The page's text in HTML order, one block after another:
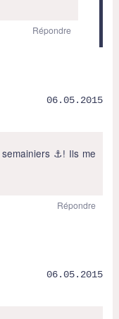
Répondre
06.05.2015
⚓️! Ils me
Répondre
06.05.2015